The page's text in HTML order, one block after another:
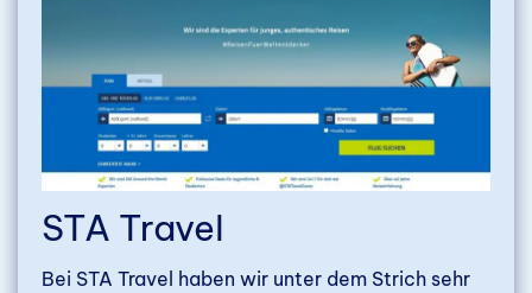
STA Travel
Bei STA Travel haben wir unter dem Strich sehr